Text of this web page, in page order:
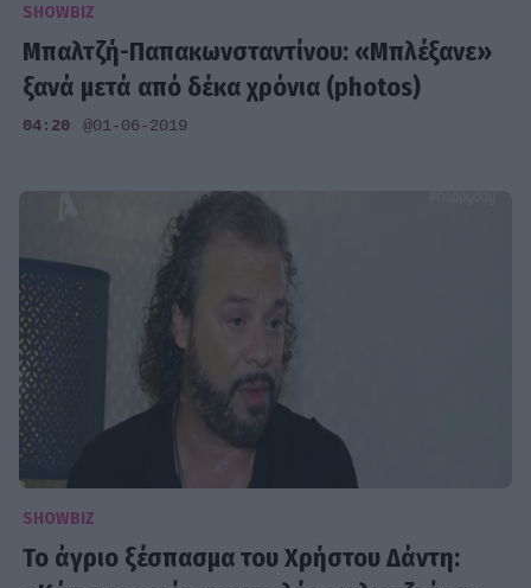
SHOWBIZ
Μπαλτζή-Παπακωνσταντίνου: «Μπλέξανε»
ξανά μετά από δέκα χρόνια (photos)
04:20 @01-06-2019
SHOWBIZ
Το άγριο ξέσπασμα του Χρήστου Δάντη: